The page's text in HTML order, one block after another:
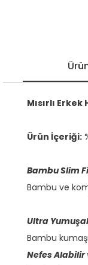
Mısırlı
Ürün İçeriği:
Bambu Slim
Bambu ve
Ultra
Bambu
Nefes Alabilir